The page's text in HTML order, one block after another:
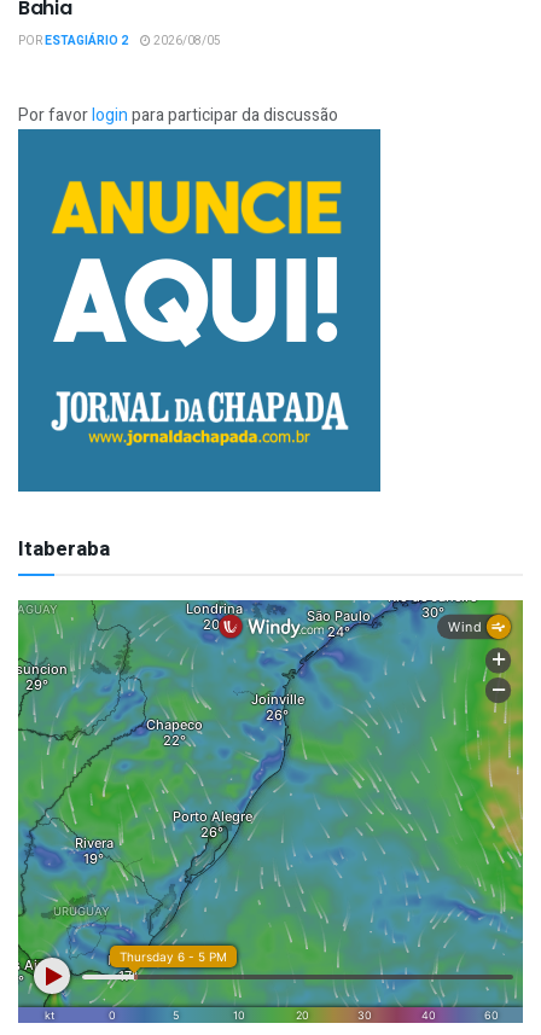
Bahia
PORESTAGIÁRIO 2 2026/08/05
Por favorloginpara participar da discussão
Itaberaba